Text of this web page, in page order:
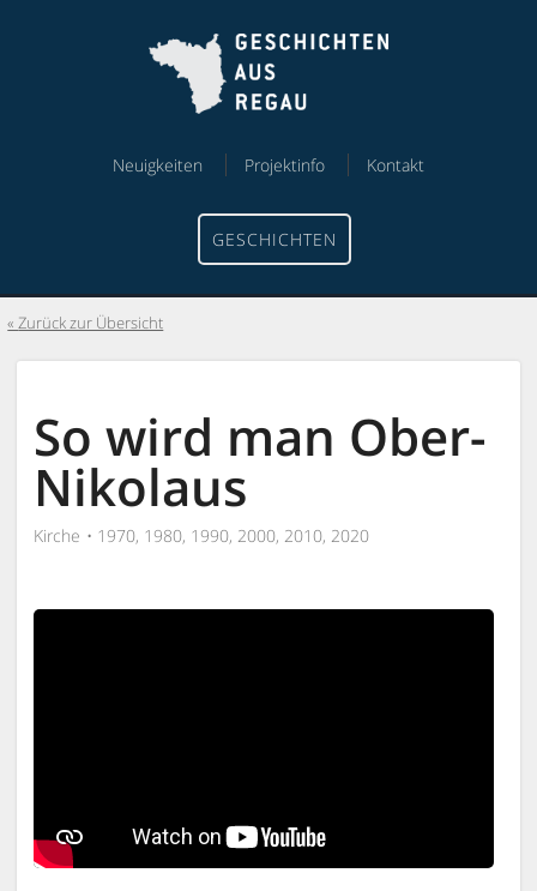
Neuigkeiten Projektinfo Kontakt
GESCHICHTEN
Zurück zur Übersicht
So wird man Ober-
Nikolaus
Kirche 1970, 1980, 1990, 2000, 2010, 2020